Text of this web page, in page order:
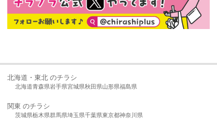
北海道・東北 のチラシ
北海道青森県岩手県宮城県秋田県山形県福島県
関東 のチラシ
茨城県栃木県群馬県埼玉県千葉県東京都神奈川県